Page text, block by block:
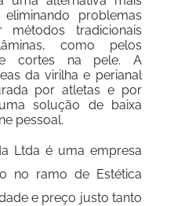
problemas
tradicionais
como pelos
e cortes na pele. A
da virilha e perianal
por atletas e por
solução de baixa
pessoal.
Ltda é uma empresa
no ramo de Estética
e preço justo tanto